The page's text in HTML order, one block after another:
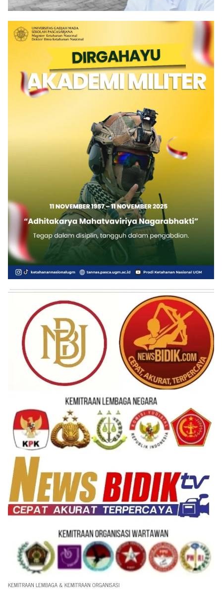
KEMITRAAN LEMBAGA & KEMITRAAN ORGANISASI